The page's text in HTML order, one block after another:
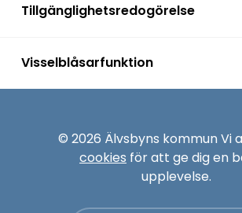
Tillgänglighetsredogörelse
Visselblåsarfunktion
© 2026 Älvsbyns kommun Vi
cookies för att ge dig en
upplevelse.